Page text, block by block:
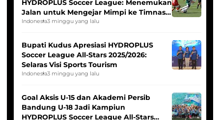
HYDROPLUS Soccer League: Menemukan
Jalan untuk Mengejar Mimpi ke Timnas
Indonesia Putri
Indonesia3 minggu yang lalu
Bupati Kudus Apresiasi HYDROPLUS
Soccer League All-Stars 2025/2026:
Selaras Visi Sports Tourism
Indonesia3 minggu yang lalu
Goal Aksis U-15 dan Akademi Persib
Bandung U-18 Jadi Kampiun
HYDROPLUS Soccer League All-Stars